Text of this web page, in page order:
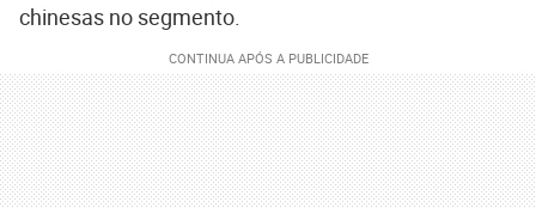
chinesas no segmento.